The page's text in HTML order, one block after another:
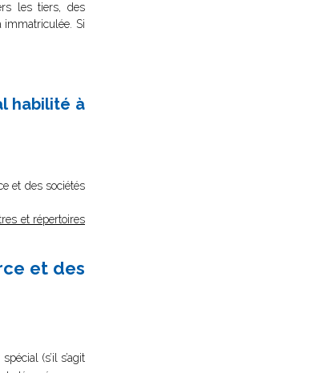
les tiers, des
immatriculée. Si
habilité à
et des sociétés
et répertoires
et des
(s’il s’agit